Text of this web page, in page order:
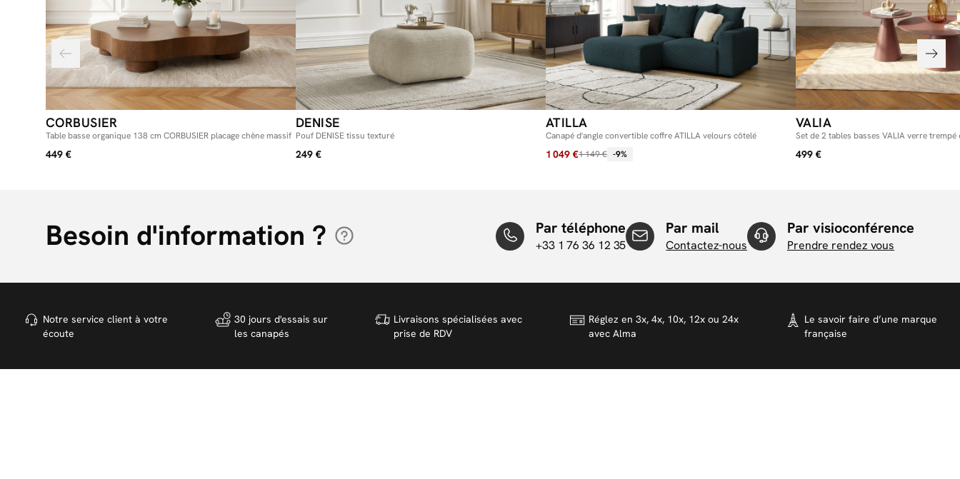
CORBUSIER
Table basse organique 138 cm CORBUSIER placage chêne massif
449 €
DENISE
Pouf DENISE tissu texturé
249 €
ATILLA
Canapé d'angle convertible coffre ATILLA velours côtelé
1 049 €1 149 € -9%
VALIA
Set de 2 tables basses VALIA verre trempé
499 €
Besoin d'information ? Par téléphone
+33 1 76 36 12 35
Par mail
Contactez-nous
Par visioconférence
Prendre rendez vous
Notre service client à votre
écoute
30 jours d'essais sur
les canapés
Livraisons spécialisées avec
prise de RDV
Réglez en 3x, 4x, 10x, 12x ou 24x
avec Alma
Le savoir faire d’une marque
française